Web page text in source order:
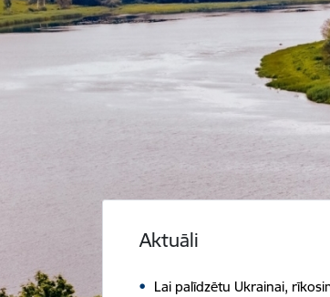
Aktuāli
Lai palīdzētu Ukrainai,